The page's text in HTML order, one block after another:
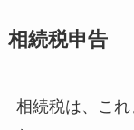
相続税申告
相続税は、こ